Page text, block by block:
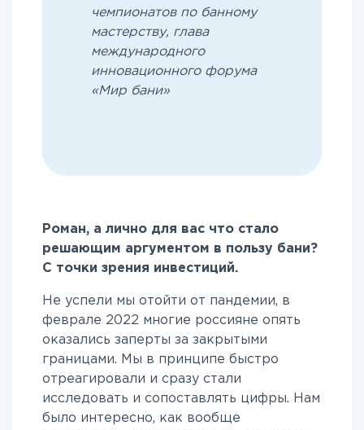
чемпионатов по банному
мастерству, глава
международного
инновационного форума
«Мир бани»
Роман, а лично для вас что стало
решающим аргументом в пользу бани?
С точки зрения инвестиций.
Не успели мы отойти от пандемии, в
феврале 2022 многие россияне опять
оказались заперты за закрытыми
границами. Мы в принципе быстро
отреагировали и сразу стали
исследовать и сопоставлять цифры. Нам
было интересно, как вообще